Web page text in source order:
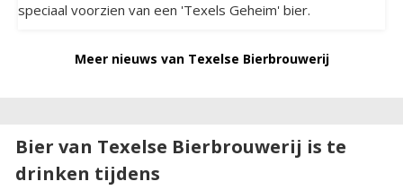
speciaal voorzien van een 'Texels Geheim' bier.
Meer nieuws van Texelse Bierbrouwerij
Bier van Texelse Bierbrouwerij is te
drinken tijdens